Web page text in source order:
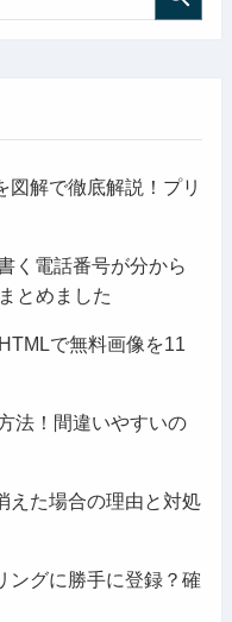
図解で徹底解説！プリ
く電話番号が分から
とめました
で無料画像を11
法！間違いやすいの
えた場合の理由と対処
ングに勝手に登録？確